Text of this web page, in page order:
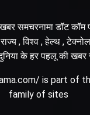
समचरनामा डॉट कॉम
, विश्व , हेल्थ ,
के हर पहलू की
is part of
family of sites